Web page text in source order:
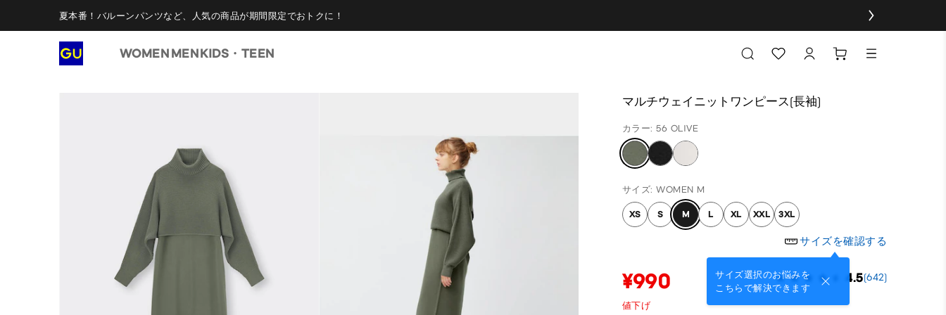
夏本番！バルーンパンツなど、人気の商品が期間限定でおトクに！
WOMEN MENKIDS・TEEN
マルチウェイニットワンピース(長袖)
カラー: 56 OLIVE
サイズ: WOMEN M
XS S M L XL XXL 3XL
サイズを確認する
サイズ選択のお悩みを
こちらで解決できます
¥990 4.5(642)
値下げ